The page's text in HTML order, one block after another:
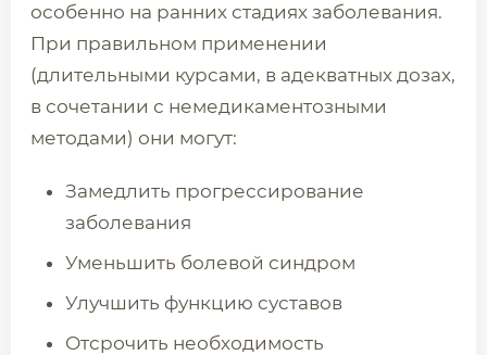
особенно на ранних стадиях заболевания.
При правильном применении
(длительными курсами, в адекватных дозах,
в сочетании с немедикаментозными
методами) они могут:
Замедлить прогрессирование
заболевания
Уменьшить болевой синдром
Улучшить функцию суставов
Отсрочить необходимость